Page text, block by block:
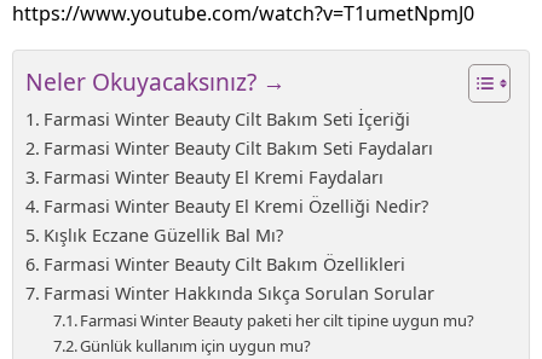
https://www.youtube.com/watch?v=T1umetNpmJ0
Neler Okuyacaksınız? →
Farmasi Winter Beauty Cilt Bakım Seti İçeriği
Farmasi Winter Beauty Cilt Bakım Seti Faydaları
Farmasi Winter Beauty El Kremi Faydaları
Farmasi Winter Beauty El Kremi Özelliği Nedir?
Kışlık Eczane Güzellik Bal Mı?
Farmasi Winter Beauty Cilt Bakım Özellikleri
Farmasi Winter Hakkında Sıkça Sorulan Sorular
Farmasi Winter Beauty paketi her cilt tipine uygun mu?
Günlük kullanım için uygun mu?